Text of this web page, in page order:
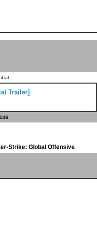
Trailer]
Strike: Global Offensive